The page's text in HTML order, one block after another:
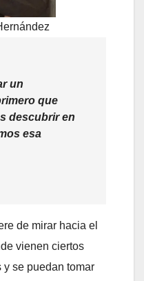
un
que
descubrir en
esa
de mirar hacia el
vienen ciertos
y se puedan tomar